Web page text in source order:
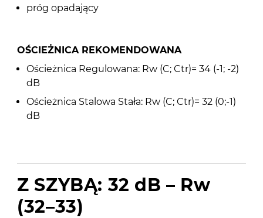
próg opadający
OŚCIEŻNICA REKOMENDOWANA
Ościeżnica Regulowana: Rw (C; Ctr)= 34 (-1; -2)
dB
Ościeżnica Stalowa Stała: Rw (C; Ctr)= 32 (0;-1)
dB
Z SZYBĄ: 32 dB – Rw
(32–33)